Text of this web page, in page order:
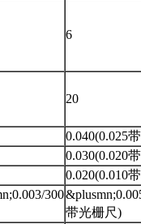
6
20
0.040(0.025
0.030(0.020
0.020(0.010
300
带光栅尺)